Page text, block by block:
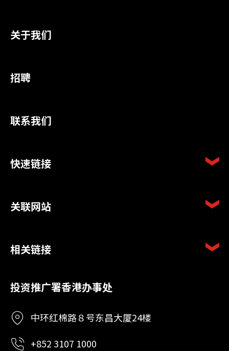
关于我们
招聘
联系我们
快速链接
关联网站
相关链接
投资推广署香港办事处
中环红棉路８号东昌大厦24楼
+852 3107 1000